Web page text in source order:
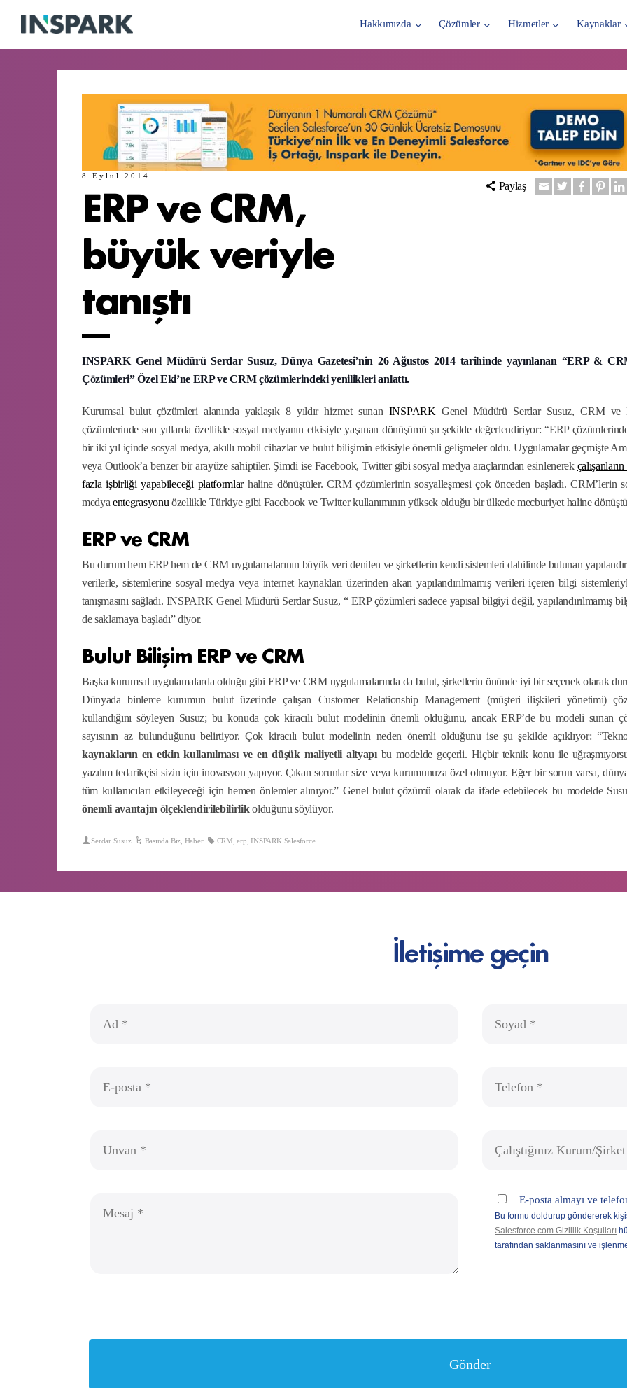
Hakkımızda Çözümler Hizmetler Kaynaklar
8 Eylül 2014
ERP ve CRM,
büyük veriyle
tanıştı
Paylaş
INSPARK Genel Müdürü Serdar Susuz, Dünya Gazetesi’nin 26 Ağustos 2014 tarihinde yayınlanan “ERP &
Çözümleri” Özel Eki’ne ERP ve CRM çözümlerindeki yenilikleri anlattı.
Kurumsal bulut çözümleri alanında yaklaşık 8 yıldır hizmet sunan INSPARK Genel Müdürü Serdar Susuz, CRM ve
çözümlerinde son yıllarda özellikle sosyal medyanın etkisiyle yaşanan dönüşümü şu şekilde değerlendiriyor: “ERP
bir iki yıl içinde sosyal medya, akıllı mobil cihazlar ve bulut bilişimin etkisiyle önemli gelişmeler oldu. Uygulamalar geçmişte
veya Outlook’a benzer bir arayüze sahiptiler. Şimdi ise Facebook, Twitter gibi sosyal medya araçlarından esinlenerek
fazla işbirliği yapabileceği platformlarhaline dönüştüler. CRM çözümlerinin sosyalleşmesi çok önceden başladı. CRM’lerin
medyaentegrasyonu özellikle Türkiye gibi Facebook ve Twitter kullanımının yüksek olduğu bir ülkede mecburiyet haline
ERP ve CRM
Bu durum hem ERP hem de CRM uygulamalarının büyük veri denilen ve şirketlerin kendi sistemleri dahilinde bulunan
verilerle, sistemlerine sosyal medya veya internet kaynakları üzerinden akan yapılandırılmamış verileri içeren bilgi
tanışmasını sağladı. INSPARK Genel Müdürü Serdar Susuz, “ ERP çözümleri sadece yapısal bilgiyi değil, yapılandırılmamış
de saklamaya başladı” diyor.
Bulut Bilişim ERP ve CRM
Başka kurumsal uygulamalarda olduğu gibi ERP ve CRM uygulamalarında da bulut, şirketlerin önünde iyi bir seçenek olarak
Dünyada binlerce kurumun bulut üzerinde çalışan Customer Relationship Management (müşteri ilişkileri yönetimi)
kullandığını söyleyen Susuz; bu konuda çok kiracılı bulut modelinin önemli olduğunu, ancak ERP’de bu modeli sunan
sayısının az bulunduğunu belirtiyor. Çok kiracılı bulut modelinin neden önemli olduğunu ise şu şekilde açıklıyor:
kaynakların en etkin kullanılması ve en düşük maliyetli altyapıbu modelde geçerli. Hiçbir teknik konu ile
yazılım tedarikçisi sizin için inovasyon yapıyor. Çıkan sorunlar size veya kurumunuza özel olmuyor. Eğer bir sorun varsa,
tüm kullanıcıları etkileyeceği için hemen önlemler alınıyor.” Genel bulut çözümü olarak da ifade edebilecek bu modelde
önemli avantajın ölçeklendirilebilirlikolduğunu söylüyor.
Serdar Susuz Basında Biz Haber CRM ,erp ,INSPARK Salesforce
İletişime geçin